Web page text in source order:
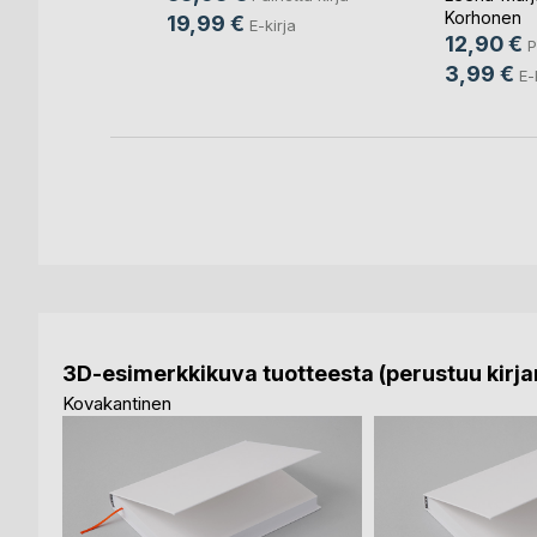
19,99 € E-kirja
Korhonen
12,90 €
3,99 €
3D-esimerkkikuva tuotteesta (perustuu
Kovakantinen